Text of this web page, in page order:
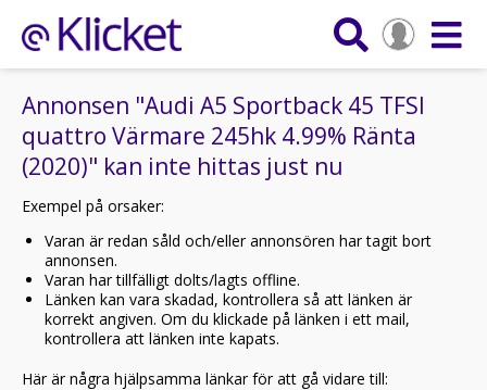
Annonsen "Audi A5 Sportback 45 TFSI
quattro Värmare 245hk 4.99% Ränta
(2020)" kan inte hittas just nu
Exempel på orsaker:
Varan är redan såld och/eller annonsören har tagit bort
annonsen.
Varan har tillfälligt dolts/lagts offline.
Länken kan vara skadad, kontrollera så att länken är
korrekt angiven. Om du klickade på länken i ett mail,
kontrollera att länken inte kapats.
Här är några hjälpsamma länkar för att gå vidare till: